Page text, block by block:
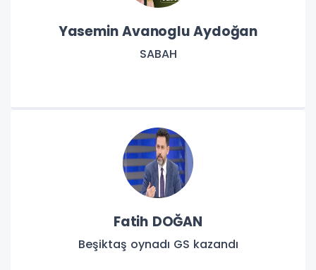
Yasemin Avanoglu Aydoğan
SABAH
Fatih DOĞAN
Beşiktaş oynadı GS kazandı